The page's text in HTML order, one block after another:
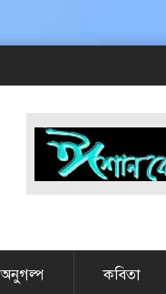
অনুগল্প কবিতা